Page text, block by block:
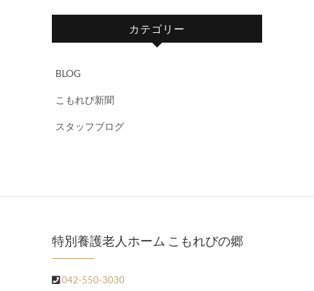
カテゴリー
BLOG
こもれび新聞
スタッフブログ
特別養護老人ホーム こもれびの郷
042-550-3030